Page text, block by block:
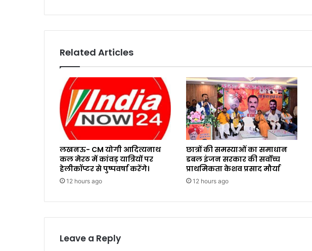
Related Articles
लखनऊ- CM योगी आदित्यनाथ
कल मेरठ में कांवड़ यात्रियों पर
हेलीकॉप्टर से पुष्पवर्षा करेंगे।
12 hours ago
छात्रों की समस्याओं का समाधान
डबल इंजन सरकार की सर्वोच्च
प्राथमिकता केशव प्रसाद मौर्या
12 hours ago
Leave a Reply